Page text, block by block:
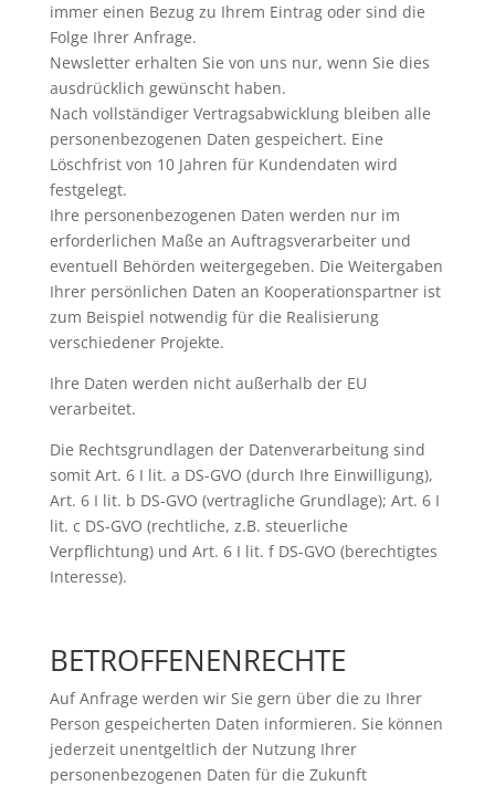
immer einen Bezug zu Ihrem Eintrag oder sind die
Folge Ihrer Anfrage.
Newsletter erhalten Sie von uns nur, wenn Sie dies
ausdrücklich gewünscht haben.
Nach vollständiger Vertragsabwicklung bleiben alle
personenbezogenen Daten gespeichert. Eine
Löschfrist von 10 Jahren für Kundendaten wird
festgelegt.
Ihre personenbezogenen Daten werden nur im
erforderlichen Maße an Auftragsverarbeiter und
eventuell Behörden weitergegeben. Die Weitergaben
Ihrer persönlichen Daten an Kooperationspartner ist
zum Beispiel notwendig für die Realisierung
verschiedener Projekte.
Ihre Daten werden nicht außerhalb der EU
verarbeitet.
Die Rechtsgrundlagen der Datenverarbeitung sind
somit Art. 6 I lit. a DS-GVO (durch Ihre Einwilligung),
Art. 6 I lit. b DS-GVO (vertragliche Grundlage); Art. 6 I
lit. c DS-GVO (rechtliche, z.B. steuerliche
Verpflichtung) und Art. 6 I lit. f DS-GVO (berechtigtes
Interesse).
BETROFFENEN­RECHTE
Auf Anfrage werden wir Sie gern über die zu Ihrer
Person gespeicherten Daten informieren. Sie können
jederzeit unentgeltlich der Nutzung Ihrer
personenbezogenen Daten für die Zukunft